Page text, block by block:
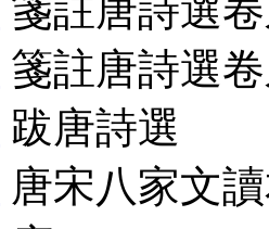
箋註唐詩選
箋註唐詩選
跋唐詩選
唐宋八家文